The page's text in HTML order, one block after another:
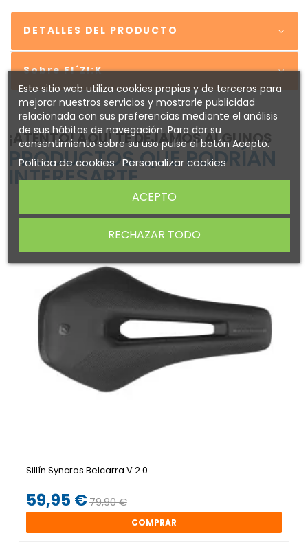
DETALLES DEL PRODUCTO
Sobre FI´ZI:K
¡ATENTO! AQUÍ TE DEJAMOS ALGUNOS
PRODUCTOS QUE PODRÍAN
INTERESARTE
Sillín Syncros Belcarra V 2.0
59,95 €79,90 €
COMPRAR
Este sitio web utiliza cookies propias y de terceros para
mejorar nuestros servicios y mostrarle publicidad
relacionada con sus preferencias mediante el análisis
de sus hábitos de navegación. Para dar su
consentimiento sobre su uso pulse el botón Acepto.
Política de cookies Personalizar cookies
RECHAZAR TODO
ACEPTO